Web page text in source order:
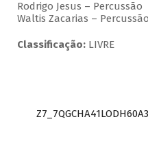
Rodrigo Jesus – Percussão
Waltis Zacarias – Percussão
Classificação:LIVRE